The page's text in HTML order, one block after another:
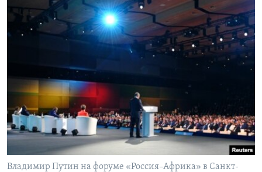
Владимир Путин на форуме «Россия–Африка» в Санкт-